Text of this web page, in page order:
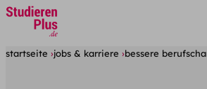
startseite jobs & karriere bessere